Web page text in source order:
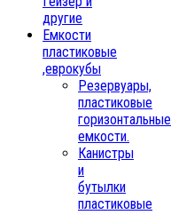
другие
Емкости
пластиковые
,еврокубы
Резервуары,
пластиковые
горизонтальные
емкости.
Канистры
и
бутылки
пластиковые